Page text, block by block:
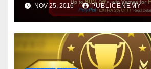
NOV 25, 2016 PUBLICENEMY